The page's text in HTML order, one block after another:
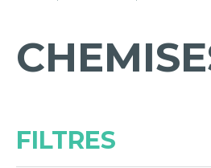
FILTRES